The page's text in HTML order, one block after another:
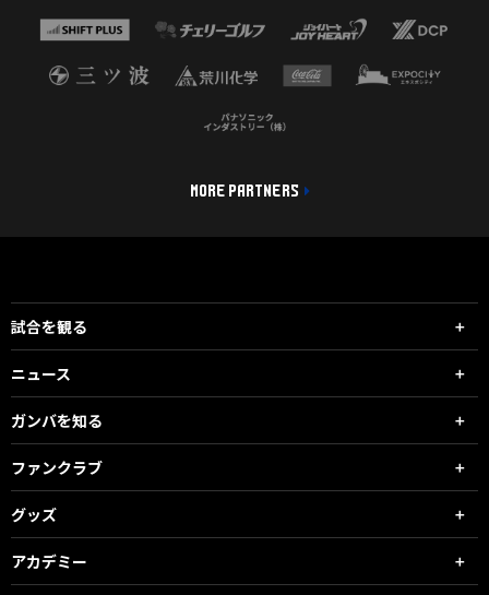
MORE PARTNERS
試合を観る
ニュース
ガンバを知る
ファンクラブ
グッズ
アカデミー